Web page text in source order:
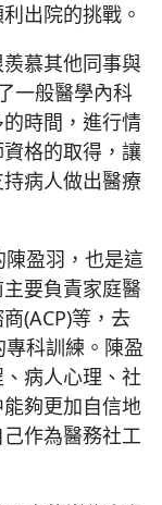
出院的挑戰。
慕其他同事與
一般醫學內科
時間，進行情
格的取得，讓
病人做出醫療
盈羽，也是這
要負責家庭醫
(ACP)等，去
科訓練。陳盈
病人心理、社
夠更加自信地
作為醫務社工